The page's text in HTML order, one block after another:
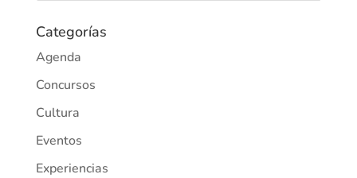
Categorías
Agenda
Concursos
Cultura
Eventos
Experiencias